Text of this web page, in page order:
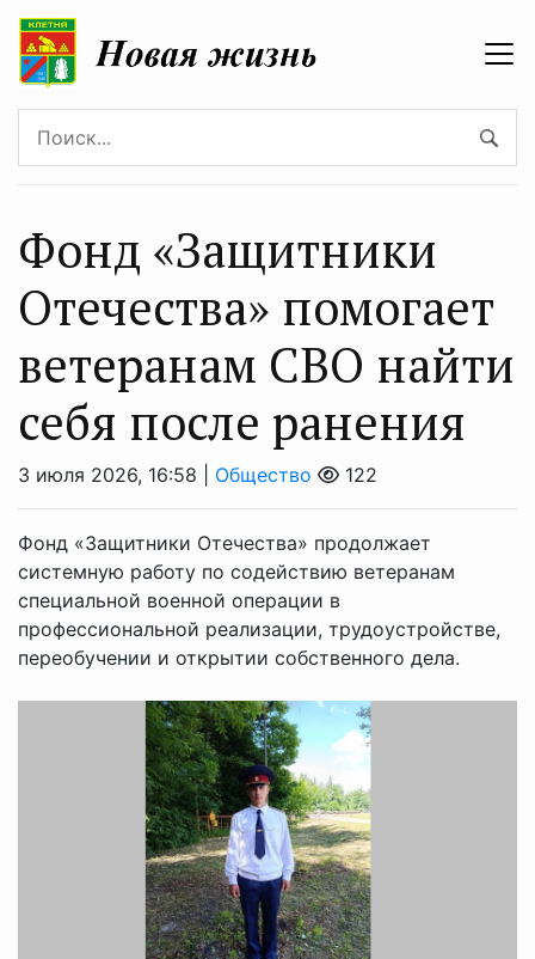
Фонд «Защитники
Отечества» помогает
ветеранам СВО найти
себя после ранения
3 июля 2026, 16:58 | Общество 122
Фонд «Защитники Отечества» продолжает
системную работу по содействию ветеранам
специальной военной операции в
профессиональной реализации, трудоустройстве,
переобучении и открытии собственного дела.